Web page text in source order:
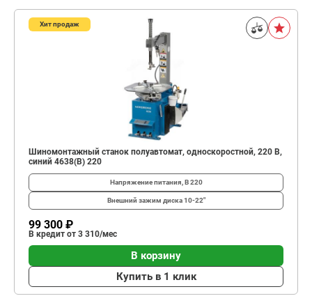
Хит продаж
Шиномонтажный станок полуавтомат, односкоростной, 220 В,
синий 4638(B) 220
Напряжение питания, В220
Внешний зажим диска10-22"
99 300 ₽
В кредит от 3 310/мес
В корзину
Купить в 1 клик